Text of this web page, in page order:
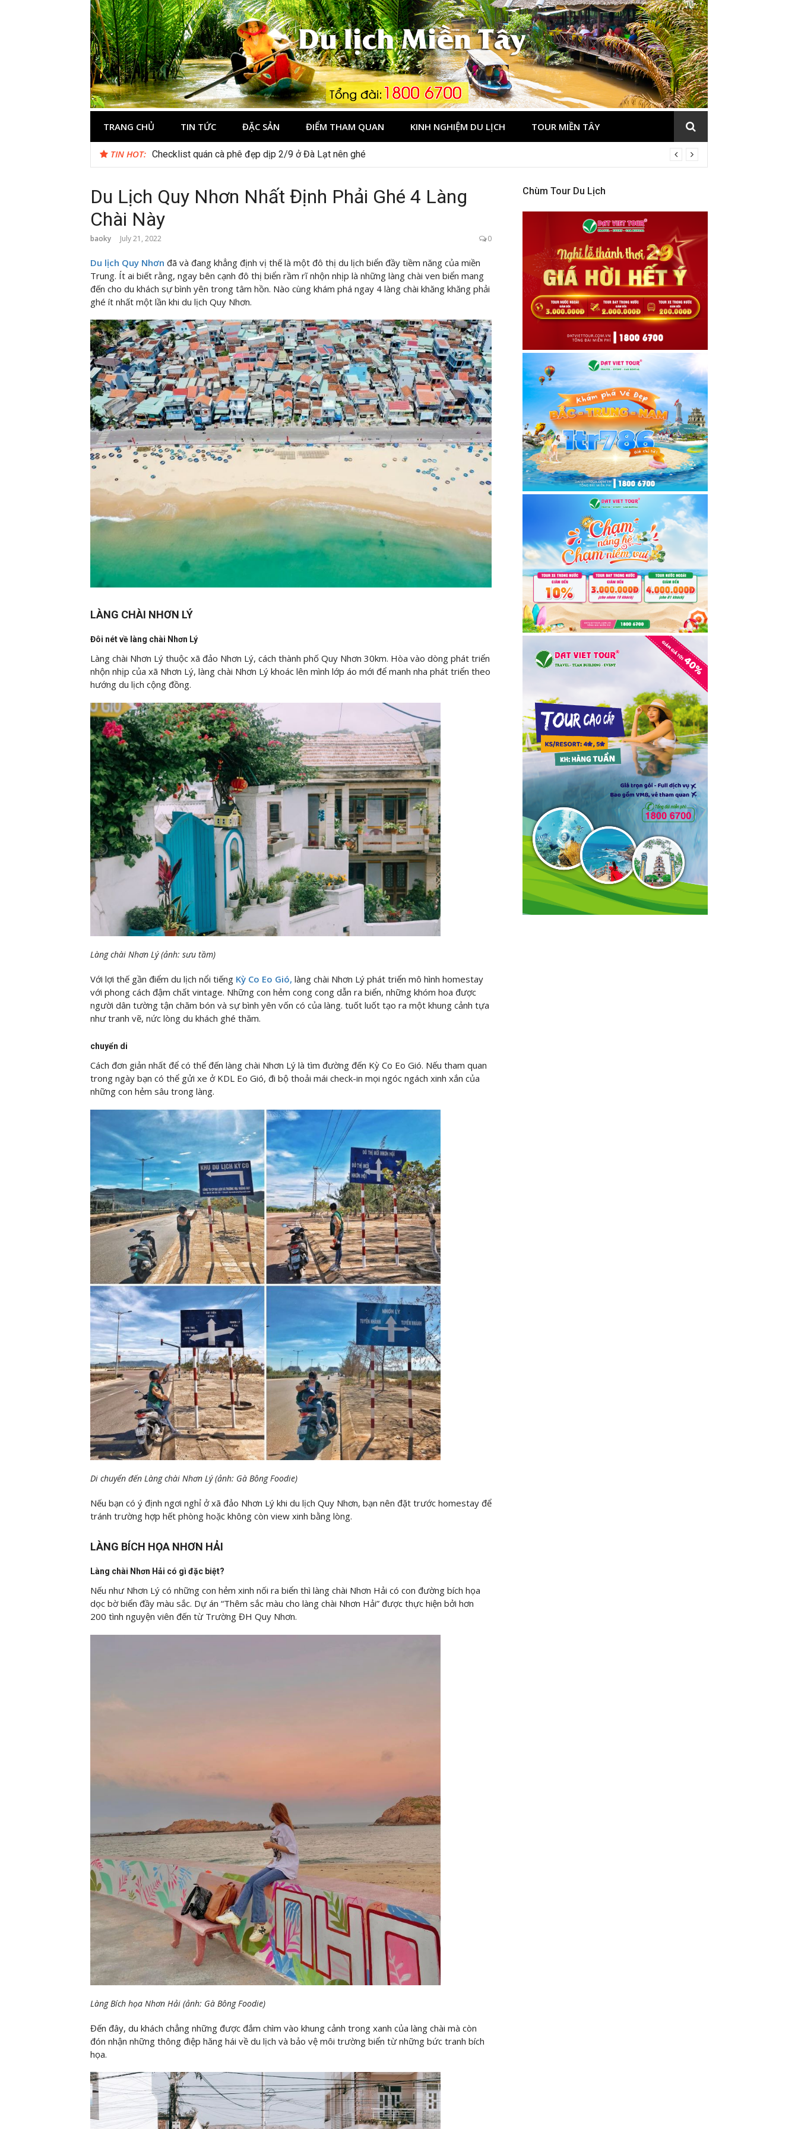
Du lịch Miền Tây
TRANG CHỦ TIN TỨC ĐẶC SẢN ĐIỂM THAM QUAN KINH NGHIỆM DU LỊCH TOUR MIỀN TÂY
TIN HOT: Du lịch Hạ Long Tết 2026: Hành trình khám phá di sản nổi tiếng
Du Lịch Quy Nhơn Nhất Định Phải Ghé 4 Làng
Chài Này
baoky July 21, 2022 0
Du lịch Quy Nhơn đã và đang khẳng định vị thế là một đô thị du lịch biển đầy tiềm năng của miền
Trung. Ít ai biết rằng, ngay bên cạnh đô thị biển rầm rĩ nhộn nhịp là những làng chài ven biển mang
đến cho du khách sự bình yên trong tâm hồn. Nào cùng khám phá ngay 4 làng chài khăng khăng phải
ghé ít nhất một lần khi du lịch Quy Nhơn.
LÀNG CHÀI NHƠN LÝ
Đôi nét về làng chài Nhơn Lý
Làng chài Nhơn Lý thuộc xã đảo Nhơn Lý, cách thành phố Quy Nhơn 30km. Hòa vào dòng phát triển
nhộn nhịp của xã Nhơn Lý, làng chài Nhơn Lý khoác lên mình lớp áo mới để manh nha phát triển theo
hướng du lịch cộng đồng.
Làng chài Nhơn Lý (ảnh: sưu tầm)
Với lợi thế gần điểm du lịch nổi tiếng Kỳ Co Eo Gió, làng chài Nhơn Lý phát triển mô hình homestay
với phong cách đậm chất vintage. Những con hẻm cong cong dẫn ra biển, những khóm hoa được
người dân tường tận chăm bón và sự bình yên vốn có của làng. tuốt luốt tạo ra một khung cảnh tựa
như tranh vẽ, nức lòng du khách ghé thăm.
chuyển di
Cách đơn giản nhất để có thể đến làng chài Nhơn Lý là tìm đường đến Kỳ Co Eo Gió. Nếu tham quan
trong ngày bạn có thể gửi xe ở KDL Eo Gió, đi bộ thoải mái check-in mọi ngóc ngách xinh xắn của
những con hẻm sâu trong làng.
Di chuyển đến Làng chài Nhơn Lý (ảnh: Gà Bông Foodie)
Nếu bạn có ý định ngơi nghỉ ở xã đảo Nhơn Lý khi du lịch Quy Nhơn, bạn nên đặt trước homestay để
tránh trường hợp hết phòng hoặc không còn view xinh bằng lòng.
LÀNG BÍCH HỌA NHƠN HẢI
Làng chài Nhơn Hải có gì đặc biệt?
Nếu như Nhơn Lý có những con hẻm xinh nối ra biển thì làng chài Nhơn Hải có con đường bích họa
dọc bờ biển đầy màu sắc. Dự án “Thêm sắc màu cho làng chài Nhơn Hải” được thực hiện bởi hơn
200 tình nguyện viên đến từ Trường ĐH Quy Nhơn.
Làng Bích họa Nhơn Hải (ảnh: Gà Bông Foodie)
Đến đây, du khách chẳng những được đắm chìm vào khung cảnh trong xanh của làng chài mà còn
đón nhận những thông điệp hăng hái về du lịch và bảo vệ môi trường biển từ những bức tranh bích
họa.
Chùm Tour Du Lịch